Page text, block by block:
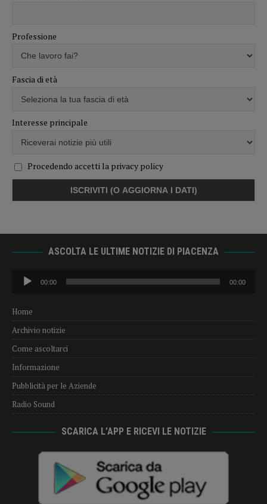
Professione
Fascia di età
Interesse principale
Procedendo accetti la privacy policy
ASCOLTA LE ULTIME NOTIZIE DI PIACENZA
Audio
Player
00:00 00:00
Home
Archivio notizie
Come ascoltarci
Informazione
Pubblicità per le Aziende
Radio Sound
SCARICA L’APP E RICEVI LE NOTIZIE